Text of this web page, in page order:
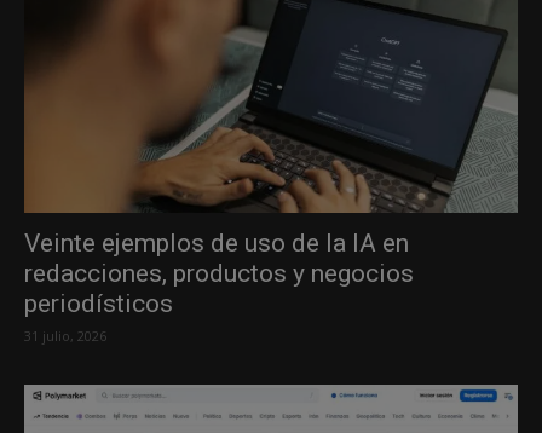
Veinte ejemplos de uso de la IA en
redacciones, productos y negocios
periodísticos
31 julio, 2026